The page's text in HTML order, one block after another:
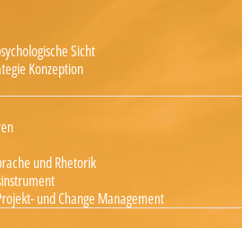
Sicht
Konzeption
und Rhetorik
und Change Management